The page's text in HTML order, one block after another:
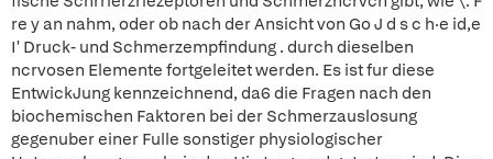
re y an nahm, oder ob nach der Ansicht von Go J d s c h·e id,e
I' Druck- und Schmerzempfindung . durch dieselben
ncrvosen Elemente fortgeleitet werden. Es ist fur diese
EntwickJung kennzeichnend, da6 die Fragen nach den
biochemischen Faktoren bei der Schmerzauslosung
gegenuber einer Fulle sonstiger physiologischer